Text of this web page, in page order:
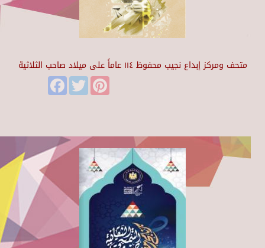
متحف ومركز إبداع نجيب محفوظ ١١٤ عاماً على ميلاد صاحب الثلاثية
FacebookTwitter